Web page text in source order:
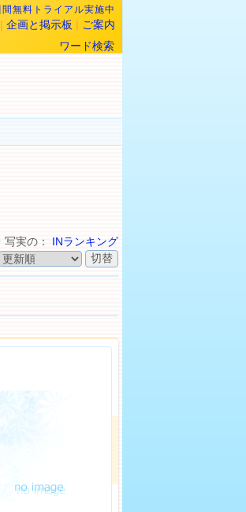
無料トライアル実施中
| 企画と掲示板 | ご案内
ワード検索
写実の： INランキング